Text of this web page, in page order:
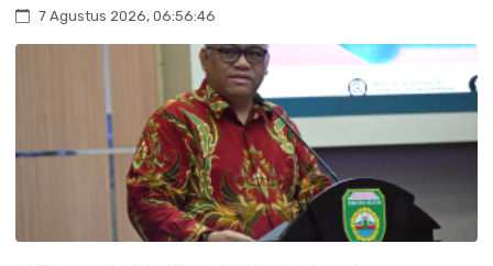
7 Agustus 2026, 06:56:46